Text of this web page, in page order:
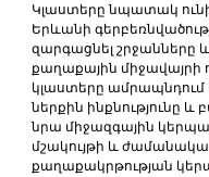
Կլաստերը նպատակ
Երևանի
զարգացնել շրջանները
քաղաքային միջավայրի
կլաստերը ամրապնդում
ներքին ինքնությունը և
նրա միջազգային
մշակույթի և
քաղաքակրթության